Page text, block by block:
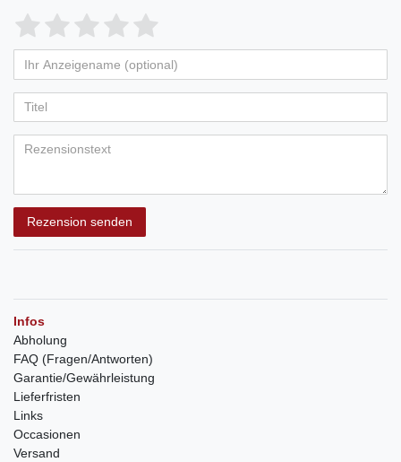
Rezension senden
Infos
Abholung
FAQ (Fragen/Antworten)
Garantie/Gewährleistung
Lieferfristen
Links
Occasionen
Versand